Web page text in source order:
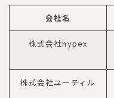
会社名
株式会社hypex
株式会社ユーティル